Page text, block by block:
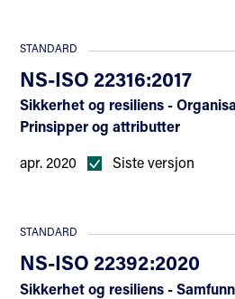
STANDARD
NS-ISO 22316:2017
Sikkerhet og resiliens -
Prinsipper og attributter
apr. 2020
Siste versjon
STANDARD
NS-ISO 22392:2020
Sikkerhet og resiliens -